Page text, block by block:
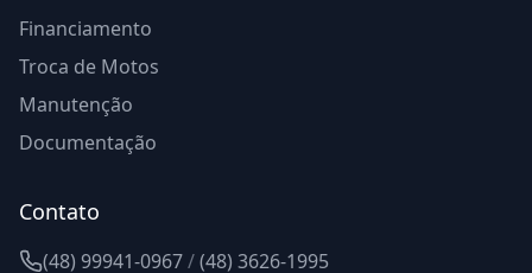
Financiamento
Troca de Motos
Manutenção
Documentação
Contato
(48) 99941-0967/(48) 3626-1995